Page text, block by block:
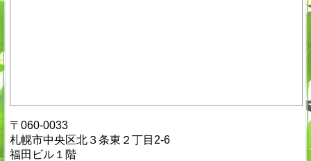
〒060-0033
札幌市中央区北３条東２丁目2-6
福田ビル１階